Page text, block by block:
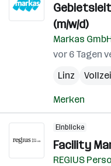
(m/w/d)
Markas
vor 6 Tagen
Linz
Merken
Einblicke
Facility
REGIUS